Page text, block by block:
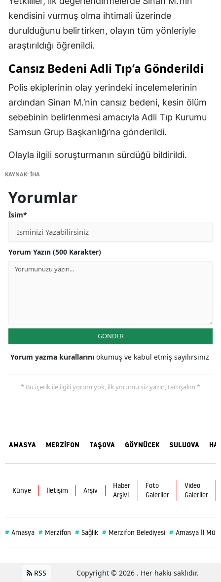
kendisini vurmuş olma ihtimali üzerinde
durulduğunu belirtirken, olayın tüm yönleriyle
araştırıldığı öğrenildi.
Cansız Bedeni Adli Tıp’a Gönderildi
Polis ekiplerinin olay yerindeki incelemelerinin
ardından Sinan M.’nin cansız bedeni, kesin ölüm
sebebinin belirlenmesi amacıyla Adli Tıp Kurumu
Samsun Grup Başkanlığı’na gönderildi.
Olayla ilgili soruşturmanın sürdüğü bildirildi.
KAYNAK: İHA
Yorumlar
İsim*
Yorum Yazın (500 Karakter)
GÖNDER
Yorum yazma kurallarını okumuş ve kabul etmiş sayılırsınız
* Bu içerik ile ilgili yorum yok, ilk yorumu siz yazın, tartışalım *
AMASYA MERZİFON TAŞOVA GÖYNÜCEK SULUOVA
Künye İletişim Arşiv
Haber
Arşivi
Foto
Galeriler
Video
Galeriler
# Amasya # Merzifon # Sağlık # Merzifon Belediyesi # Amasya İl
RSS Copyright © 2026 . Her hakkı saklıdır.